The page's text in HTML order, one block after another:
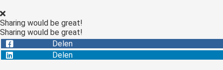
Sharing would be great!
Sharing would be great!
Delen
Delen